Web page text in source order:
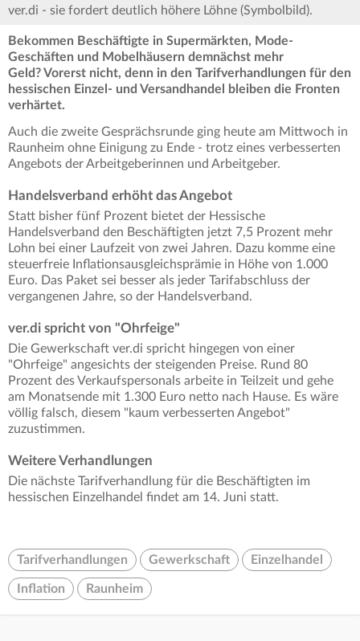
ver.di - sie fordert deutlich höhere Löhne (Symbolbild).
Bekommen Beschäftigte in Supermärkten, Mode-
Geschäften und Mobelhäusern demnächst mehr
Geld? Vorerst nicht, denn in den Tarifverhandlungen für den
hessischen Einzel- und Versandhandel bleiben die Fronten
verhärtet.
Auch die zweite Gesprächsrunde ging heute am Mittwoch in
Raunheim ohne Einigung zu Ende - trotz eines verbesserten
Angebots der Arbeitgeberinnen und Arbeitgeber.
Handelsverband erhöht das Angebot
Statt bisher fünf Prozent bietet der Hessische
Handelsverband den Beschäftigten jetzt 7,5 Prozent mehr
Lohn bei einer Laufzeit von zwei Jahren. Dazu komme eine
steuerfreie Inflationsausgleichsprämie in Höhe von 1.000
Euro. Das Paket sei besser als jeder Tarifabschluss der
vergangenen Jahre, so der Handelsverband.
ver.di spricht von "Ohrfeige"
Die Gewerkschaft ver.di spricht hingegen von einer
"Ohrfeige" angesichts der steigenden Preise. Rund 80
Prozent des Verkaufspersonals arbeite in Teilzeit und gehe
am Monatsende mit 1.300 Euro netto nach Hause. Es wäre
völlig falsch, diesem "kaum verbesserten Angebot"
zuzustimmen.
Weitere Verhandlungen
Die nächste Tarifverhandlung für die Beschäftigten im
hessischen Einzelhandel findet am 14. Juni statt.
Tarifverhandlungen Gewerkschaft Einzelhandel
Inflation Raunheim